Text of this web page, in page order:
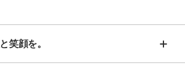
笑顔を。